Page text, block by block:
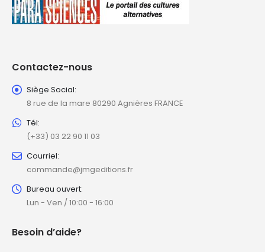
Contactez-nous
Siège Social:
8 rue de la mare 80290 Agnières FRANCE
Tél:
(+33) 03 22 90 11 03
Courriel:
commande@jmgeditions.fr
Bureau ouvert:
Lun - Ven / 10:00 - 16:00
Besoin d’aide?